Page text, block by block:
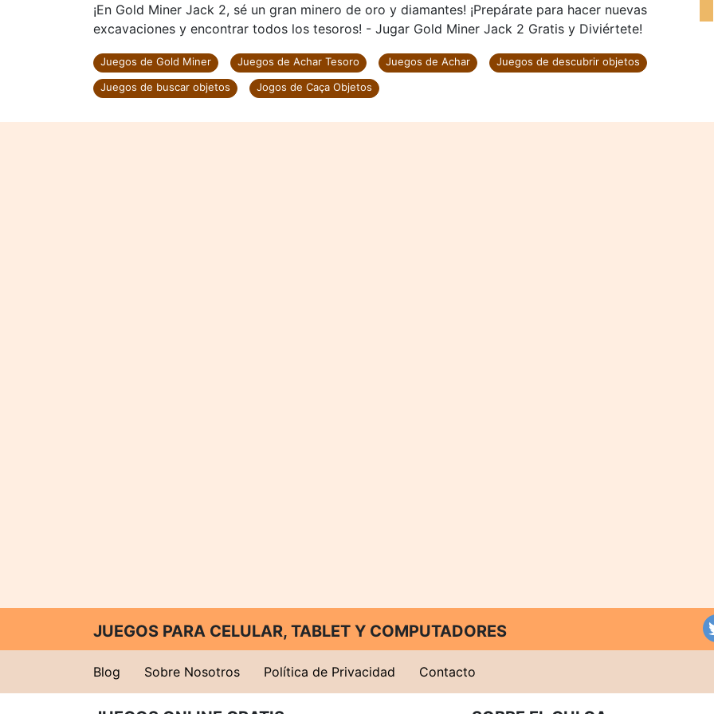
¡En Gold Miner Jack 2, sé un gran minero de oro y diamantes! ¡Prepárate para hacer nuevas
excavaciones y encontrar todos los tesoros! - Jugar Gold Miner Jack 2 Gratis y Diviértete!
Juegos de Gold Miner Juegos de Achar Tesoro Juegos de Achar
Juegos de descubrir objetos
Juegos de buscar objetos
Jogos de Caça Objetos
JUEGOS PARA CELULAR, TABLET Y COMPUTADORES
Blog Sobre Nosotros Política de Privacidad Contacto